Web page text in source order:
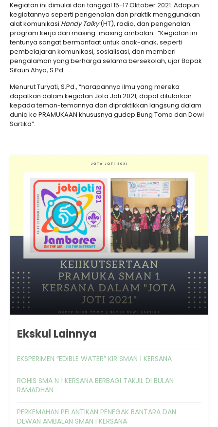
Kegiatan ini dimulai dari tanggal 15-17 Oktober 2021. Adapun
kegiatannya seperti pengenalan dan praktik menggunakan
alat komunikasi Handy Talky(HT), radio, dan pengenalan
program kerja dari masing-masing ambalan. “Kegiatan ini
tentunya sangat bermanfaat untuk anak-anak, seperti
pembelajaran komunikasi, sosialisasi, dan memberi
pengalaman yang berharga selama bersekolah, ujar Bapak
Sifaun Ahya, S.Pd.
Menurut Turyati, S.Pd., “harapannya ilmu yang mereka
dapatkan dalam kegiatan Jota Joti 2021, dapat ditularkan
kepada teman-temannya dan dipraktikkan langsung dalam
dunia ke PRAMUKAAN khususnya gudep Bung Tomo dan Dewi
Sartika”.
Ekskul Lainnya
EKSPERIMEN “EDIBLE WATER” KIR SMAN 1 KERSANA
ROHIS SMA N 1 KERSANA BERBAGI TAKJIL DI BULAN
RAMADHAN
PERKEMAHAN PELANTIKAN PENEGAK BANTARA DAN
DEWAN AMBALAN SMAN I KERSANA